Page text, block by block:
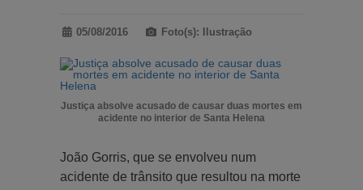
05/08/2016 Foto(s): Ilustração
Justiça absolve acusado de causar duas mortes em
acidente no interior de Santa Helena
João Gorris, que se envolveu num
acidente de trânsito que resultou na morte